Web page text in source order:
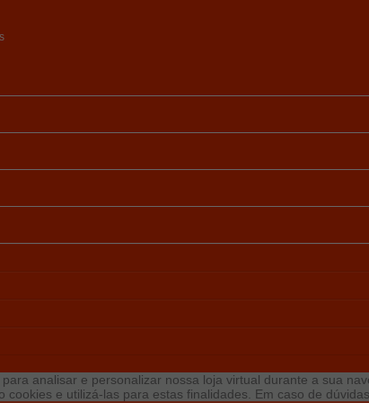
analisar e personalizar nossa loja virtual durante a sua
cookies e utilizá-las para estas finalidades. Em caso de